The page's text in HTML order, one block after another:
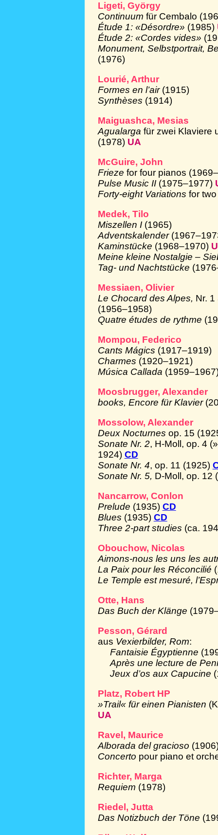
Ligeti, György
Continuum für Cembalo
Étude 1: «Désordre» (1985)
Étude 2: «Cordes vides»
Monument, Selbstportrait,
(1976)
Lourié, Arthur
Formes en l’air (1915)
Synthèses (1914)
Maiguashca, Mesias
Agualarga für zwei Klaviere
(1978) UA
McGuire, John
Frieze for four pianos
Pulse Music II (1975–1977)
Forty-eight Variations for
Medek, Tilo
Miszellen I (1965)
Adventskalender
Kaminstücke (1968–1970)
Meine kleine Nostalgie –
Tag- und Nachtstücke
Messiaen, Olivier
Le Chocard des Alpes, Nr.
(1956–1958)
Quatre études de rythme
Mompou, Federico
Cants Mágics (1917–1919)
Charmes (1920–1921)
Música Callada
Moosbrugger, Alexander
books, Encore für Klavier
Mossolow, Alexander
Deux Nocturnes op. 15
Sonate Nr. 2, H-Moll, op. 4
1924) CD
Sonate Nr. 4, op. 11 (1925)
Sonate Nr. 5, D-Moll, op.
Nancarrow, Conlon
Prelude (1935) CD
Blues (1935) CD
Three 2-part studies (ca.
Obouchow, Nicolas
Aimons-nous les uns les
La Paix pour les Réconcilié
Le Temple est mesuré,
Otte, Hans
Das Buch der Klänge
Pesson, Gérard
aus Vexierbilder, Rom:
Fantaisie Égyptienne
Après une lecture de
Jeux d’os aux Capucine
Platz, Robert HP
»Trail« für einen Pianisten
UA
Ravel, Maurice
Alborada del gracioso
Concerto pour piano et
Richter, Marga
Requiem (1978)
Riedel, Jutta
Das Notizbuch der Töne